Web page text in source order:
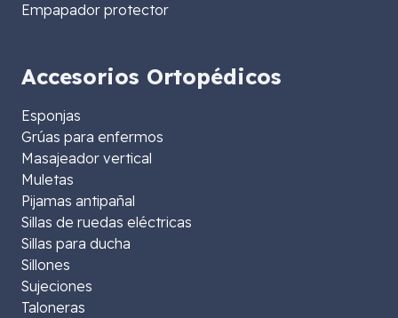
Empapador protector
Accesorios Ortopédicos
Esponjas
Grúas para enfermos
Masajeador vertical
Muletas
Pijamas antipañal
Sillas de ruedas eléctricas
Sillas para ducha
Sillones
Sujeciones
Taloneras